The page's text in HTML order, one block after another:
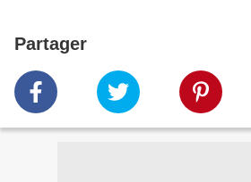
Partager